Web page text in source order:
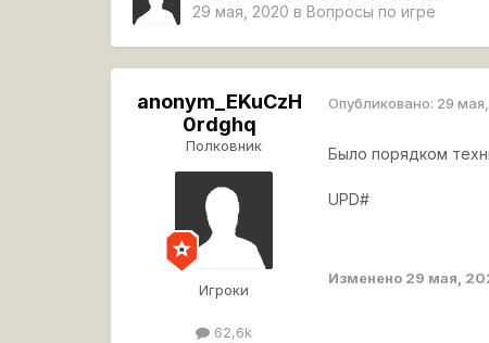
29 мая, 2020 в Вопросы по игре
anonym_EKuCzH
0rdghq
Полковник
Игроки
62,6k
Опубликовано: 29
Было порядком
UPD#
Изменено 29 мая,